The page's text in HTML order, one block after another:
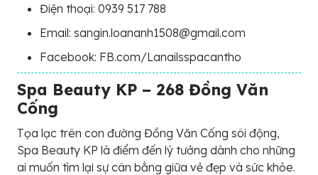
Điện thoại: 0939 517 788
Email: sangin.loananh1508@gmail.com
Facebook: FB.com/Lanailsspacantho
Spa Beauty KP – 268 Đồng Văn
Cống
Tọa lạc trên con đường Đồng Văn Cống sôi động,
Spa Beauty KP là điểm đến lý tưởng dành cho những
ai muốn tìm lại sự cân bằng giữa vẻ đẹp và sức khỏe.